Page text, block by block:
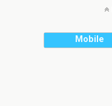
Mobile